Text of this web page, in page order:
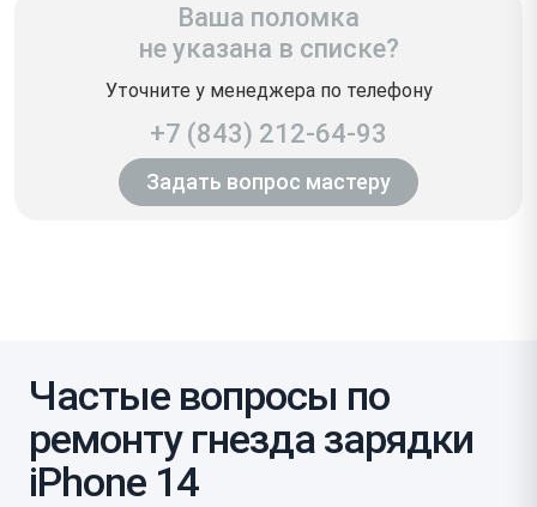
Ваша поломка
не указана в списке?
Уточните у менеджера по телефону
+7 (843) 212-64-93
Задать вопрос мастеру
Частые вопросы по
ремонту гнезда зарядки
iPhone 14